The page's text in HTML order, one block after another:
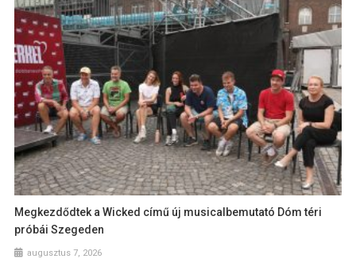
Megkezdődtek a Wicked című új musicalbemutató Dóm téri
próbái Szegeden
augusztus 7, 2026